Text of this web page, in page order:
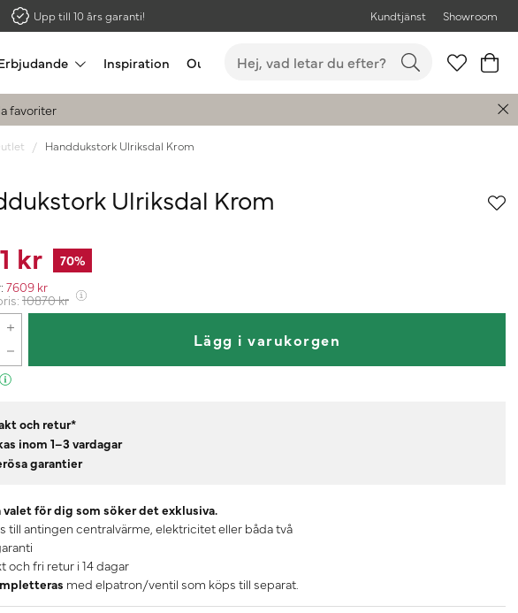
Upp till 10 års garanti! Kundtjänst Showroom
Inspiration Outlet Bästsäljare
favoriter
Handdukstork Ulriksdal Krom
Ulriksdal Krom
kr 70%
7609 kr
10870kr
Lägg i varukorgen
och retur*
inom 1–3 vardagar
garantier
valet för dig som söker det exklusiva.
till antingen centralvärme, elektricitet eller båda två
och fri retur i 14 dagar
med elpatron/ventil som köps till separat.